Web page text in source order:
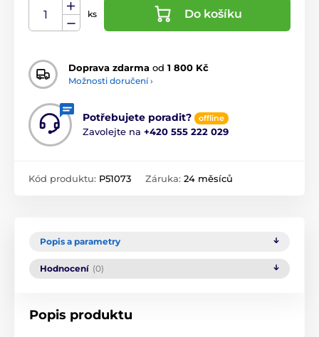
ks Do košíku
Doprava zdarma od 1 800 Kč
Možnosti doručení ›
Potřebujete poradit? offline
Zavolejte na +420 555 222 029
Kód produktu: P51073 Záruka: 24 měsíců
Popis a parametry
Hodnocení (0)
Popis produktu